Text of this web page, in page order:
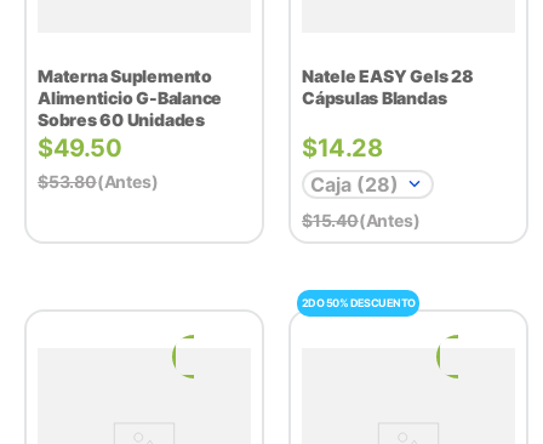
Materna Suplemento
Alimenticio G-Balance
Sobres 60 Unidades
$49.50
$53.80(antes)
Natele EASY Gels 28
Cápsulas Blandas
$14.28
Caja (28)
$15.40(antes)
2DO 50% DESCUENTO